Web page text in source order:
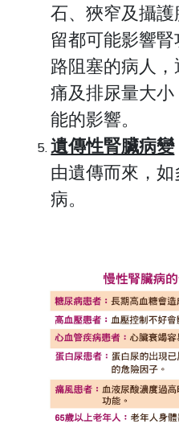
石、狹窄及攝
留都可能影響
路阻塞的病人
痛及排尿量大
能的影響。
遺傳性腎臟病變
由遺傳而來，
病。